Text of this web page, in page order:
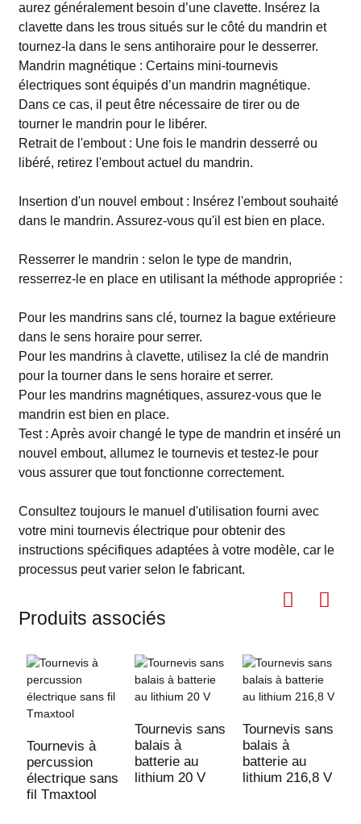
aurez généralement besoin d’une clavette. Insérez la
clavette dans les trous situés sur le côté du mandrin et
tournez-la dans le sens antihoraire pour le desserrer.
Mandrin magnétique : Certains mini-tournevis
électriques sont équipés d’un mandrin magnétique.
Dans ce cas, il peut être nécessaire de tirer ou de
tourner le mandrin pour le libérer.
Retrait de l'embout : Une fois le mandrin desserré ou
libéré, retirez l'embout actuel du mandrin.
Insertion d'un nouvel embout : Insérez l'embout souhaité
dans le mandrin. Assurez-vous qu'il est bien en place.
Resserrer le mandrin : selon le type de mandrin,
resserrez-le en place en utilisant la méthode appropriée :
Pour les mandrins sans clé, tournez la bague extérieure
dans le sens horaire pour serrer.
Pour les mandrins à clavette, utilisez la clé de mandrin
pour la tourner dans le sens horaire et serrer.
Pour les mandrins magnétiques, assurez-vous que le
mandrin est bien en place.
Test : Après avoir changé le type de mandrin et inséré un
nouvel embout, allumez le tournevis et testez-le pour
vous assurer que tout fonctionne correctement.
Consultez toujours le manuel d'utilisation fourni avec
votre mini tournevis électrique pour obtenir des
instructions spécifiques adaptées à votre modèle, car le
processus peut varier selon le fabricant.
Produits associés
Tournevis à
percussion
électrique sans
fil Tmaxtool
Tournevis sans
balais à
batterie au
lithium 20 V
Tournevis sans
balais à
batterie au
lithium 216,8 V